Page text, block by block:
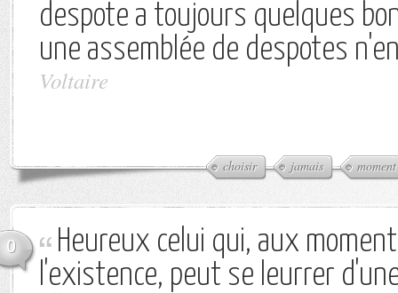
despote a toujours quelques
une assemblée de despotes
Voltaire
choisir jamais moment
0
Heureux celui qui, aux
l'existence, peut se leurrer